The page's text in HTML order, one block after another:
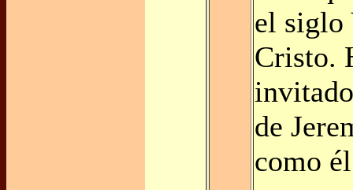
el siglo
Cristo.
de
como